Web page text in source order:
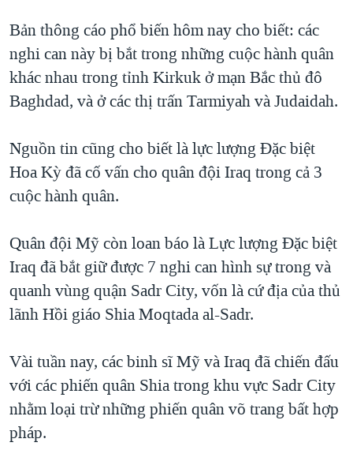
tới
"Tìm"
VẠCH TRẦN TIN GIẢ
NGƯỜI VIỆT HẢI NGOẠI
ĐỜI SỐNG
KINH TẾ
KHOA HỌC
SỨC KHOẺ
VĂN HOÁ
GIÁO DỤC
CHIẾN TRANH THƯƠNG MẠI CỦA MỸ: QUÁ KHỨ VÀ HIỆN
HÀNH TRÌNH BẦU CỬ 2024
MỘT NĂM CHIẾN TRANH TẠI DẢI GAZA
NGÀY TỊ NẠN THẾ GIỚI
TRỊNH VĨNH BÌNH - NGƯỜI HẠ 'BÊN THẮNG CUỘC'
CHI PHÍ CHIẾN TRANH AFGHANISTAN
CÁC GIÁ TRỊ CỘNG HÒA Ở VIỆT NAM
THƯỢNG ĐỈNH TRUMP-KIM TẠI VIỆT NAM
TRỊNH VĨNH BÌNH VS. CHÍNH PHỦ VIỆT NAM
NGƯ DÂN VIỆT VÀ LÀN SÓNG TRỘM HẢI SÂM
BÊN KIA QUỐC LỘ: TIẾNG VỌNG TỪ NÔNG THÔN MỸ
QUAN HỆ VIỆT MỸ
HỌC TIẾNG ANH
VIDEO
NGHE
Ngôn ngữ khác
Bản thông cáo phổ biến hôm nay cho biết: các
nghi can này bị bắt trong những cuộc hành quân
khác nhau trong tỉnh Kirkuk ở mạn Bắc thủ đô
Baghdad, và ở các thị trấn Tarmiyah và Judaidah.
Nguồn tin cũng cho biết là lực lượng Đặc biệt
Hoa Kỳ đã cố vấn cho quân đội Iraq trong cả 3
cuộc hành quân.
Quân đội Mỹ còn loan báo là Lực lượng Đặc biệt
Iraq đã bắt giữ được 7 nghi can hình sự trong và
quanh vùng quận Sadr City, vốn là cứ địa của thủ
lãnh Hồi giáo Shia Moqtada al-Sadr.
Vài tuần nay, các binh sĩ Mỹ và Iraq đã chiến đấu
với các phiến quân Shia trong khu vực Sadr City
nhằm loại trừ những phiến quân võ trang bất hợp
pháp.